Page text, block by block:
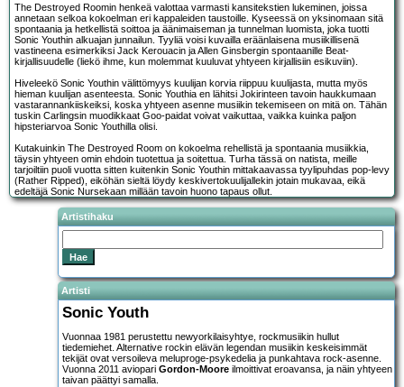
The Destroyed Roomin henkeä valottaa varmasti kansitekstien lukeminen, joissa
annetaan selkoa kokoelman eri kappaleiden taustoille. Kyseessä on yksinomaan sitä
spontaania ja hetkellistä soittoa ja äänimaiseman ja tunnelman luomista, joka tuotti
Sonic Youthin alkuajan junnailun. Tyyliä voisi kuvailla eräänlaisena musiikillisenä
vastineena esimerkiksi Jack Kerouacin ja Allen Ginsbergin spontaanille Beat-
kirjallisuudelle (liekö ihme, kun molemmat kuuluvat yhtyeen kirjallisiin esikuviin).
Hiveleekö Sonic Youthin välittömyys kuulijan korvia riippuu kuulijasta, mutta myös
hieman kuulijan asenteesta. Sonic Youthia en lähitsi Jokirinteen tavoin haukkumaan
vastarannankiiskeiksi, koska yhtyeen asenne musiikin tekemiseen on mitä on. Tähän
tuskin Carlingsin muodikkaat Goo-paidat voivat vaikuttaa, vaikka kuinka paljon
hipsteriarvoa Sonic Youthilla olisi.
Kutakuinkin The Destroyed Room on kokoelma rehellistä ja spontaania musiikkia,
täysin yhtyeen omin ehdoin tuotettua ja soitettua. Turha tässä on natista, meille
tarjoiltiin puoli vuotta sitten kuitenkin Sonic Youthin mittakaavassa tyylipuhdas pop-levy
(Rather Ripped), eiköhän sieltä löydy keskivertokuulijallekin jotain mukavaa, eikä
edeltäjä Sonic Nursekaan millään tavoin huono tapaus ollut.
Artistihaku
Artisti
Sonic Youth
Vuonnaa 1981 perustettu newyorkilaisyhtye, rockmusiikin hullut
tiedemiehet. Alternative rockin elävän legendan musiikin keskeisimmät
tekijät ovat versoileva meluproge-psykedelia ja punkahtava rock-asenne.
Vuonna 2011 aviopari Gordon-Moore ilmoittivat eroavansa, ja näin yhtyeen
taivan päättyi samalla.